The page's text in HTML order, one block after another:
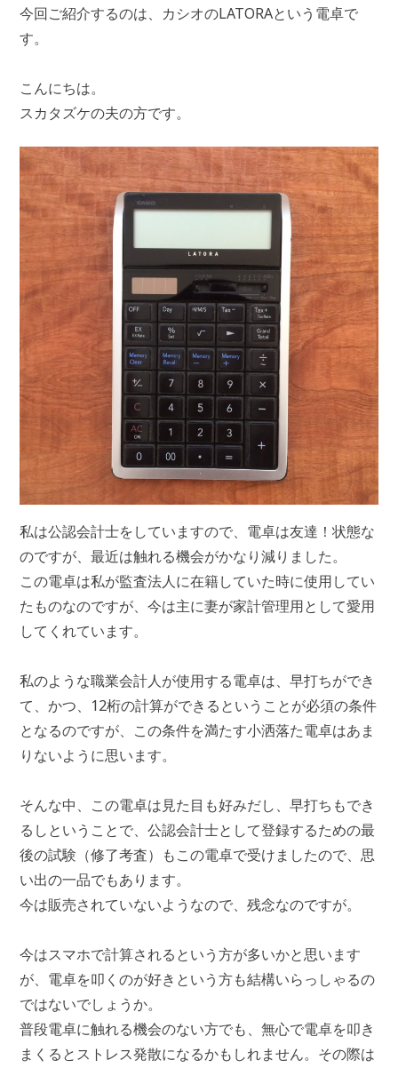
今回ご紹介するのは、カシオのLATORAという電卓で
す。
こんにちは。
スカタズケの夫の方です。
私は公認会計士をしていますので、電卓は友達！状態な
のですが、最近は触れる機会がかなり減りました。
この電卓は私が監査法人に在籍していた時に使用してい
たものなのですが、今は主に妻が家計管理用として愛用
してくれています。
私のような職業会計人が使用する電卓は、早打ちができ
て、かつ、12桁の計算ができるということが必須の条件
となるのですが、この条件を満たす小洒落た電卓はあま
りないように思います。
そんな中、この電卓は見た目も好みだし、早打ちもでき
るしということで、公認会計士として登録するための最
後の試験（修了考査）もこの電卓で受けましたので、思
い出の一品でもあります。
今は販売されていないようなので、残念なのですが。
今はスマホで計算されるという方が多いかと思います
が、電卓を叩くのが好きという方も結構いらっしゃるの
ではないでしょうか。
普段電卓に触れる機会のない方でも、無心で電卓を叩き
まくるとストレス発散になるかもしれません。その際は